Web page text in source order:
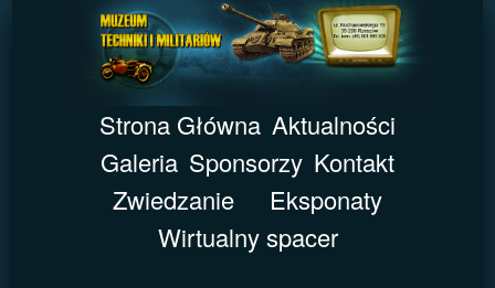
Strona Główna Aktualności
Galeria Sponsorzy Kontakt
Zwiedzanie
Eksponaty
Wirtualny spacer